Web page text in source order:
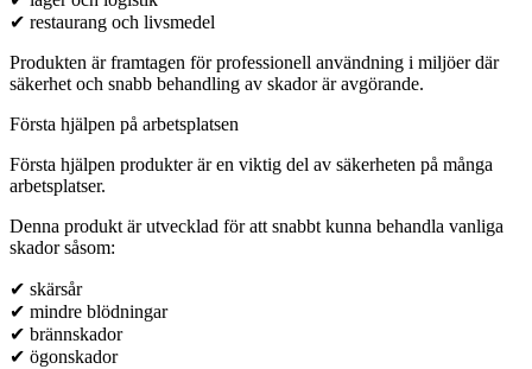
✔ restaurang och livsmedel
Produkten är framtagen för professionell användning i miljöer där
säkerhet och snabb behandling av skador är avgörande.
Första hjälpen på arbetsplatsen
Första hjälpen produkter är en viktig del av säkerheten på många
arbetsplatser.
Denna produkt är utvecklad för att snabbt kunna behandla vanliga
skador såsom:
✔ skärsår
✔ mindre blödningar
✔ brännskador
✔ ögonskador